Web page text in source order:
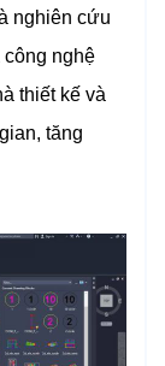
nghiên cứu
công nghệ
thiết kế và
tăng